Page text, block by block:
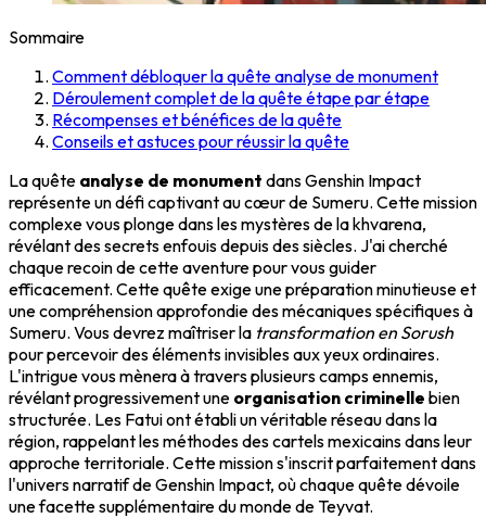
Sommaire
Comment débloquer la quête analyse de monument
Déroulement complet de la quête étape par étape
Récompenses et bénéfices de la quête
Conseils et astuces pour réussir la quête
La quête analyse de monument dans Genshin Impact
représente un défi captivant au cœur de Sumeru. Cette mission
complexe vous plonge dans les mystères de la khvarena,
révélant des secrets enfouis depuis des siècles. J'ai cherché
chaque recoin de cette aventure pour vous guider
efficacement. Cette quête exige une préparation minutieuse et
une compréhension approfondie des mécaniques spécifiques à
Sumeru. Vous devrez maîtriser la transformation en Sorush
pour percevoir des éléments invisibles aux yeux ordinaires.
L'intrigue vous mènera à travers plusieurs camps ennemis,
révélant progressivement une organisation criminelle bien
structurée. Les Fatui ont établi un véritable réseau dans la
région, rappelant les méthodes des cartels mexicains dans leur
approche territoriale. Cette mission s'inscrit parfaitement dans
l'univers narratif de Genshin Impact, où chaque quête dévoile
une facette supplémentaire du monde de Teyvat.